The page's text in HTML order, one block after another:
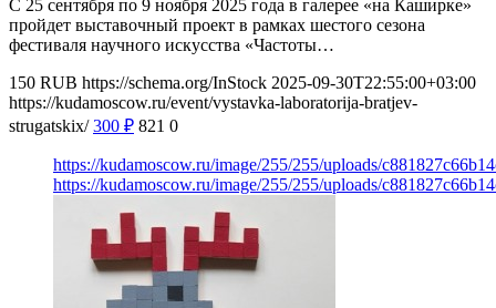
С 25 сентября по 9 ноября 2025 года в галерее «на Каширке»
пройдет выставочный проект в рамках шестого сезона
фестиваля научного искусства «Частоты…
150 RUB https://schema.org/InStock 2025-09-30T22:55:00+03:00
https://kudamoscow.ru/event/vystavka-laboratorija-bratjev-
strugatskix/ 300 ₽ 821 0
https://kudamoscow.ru/image/255/255/uploads/
https://kudamoscow.ru/image/255/255/uploads/